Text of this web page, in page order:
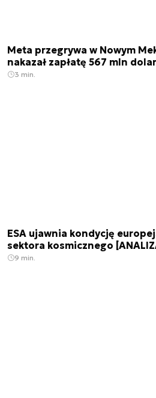
Meta przegrywa w Nowym
nakazał zapłatę 567 mln
3 min.
ESA ujawnia kondycję
sektora kosmicznego
9 min.